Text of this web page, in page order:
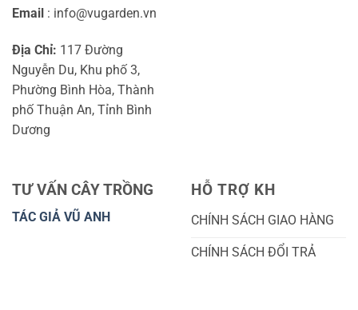
Email : info@vugarden.vn
Địa Chỉ: 117 Đường
Nguyễn Du, Khu phố 3,
Phường Bình Hòa, Thành
phố Thuận An, Tỉnh Bình
Dương
TƯ VẤN CÂY TRỒNG
TÁC GIẢ VŨ ANH
HỖ TRỢ KH
CHÍNH SÁCH GIAO HÀNG
CHÍNH SÁCH ĐỔI TRẢ